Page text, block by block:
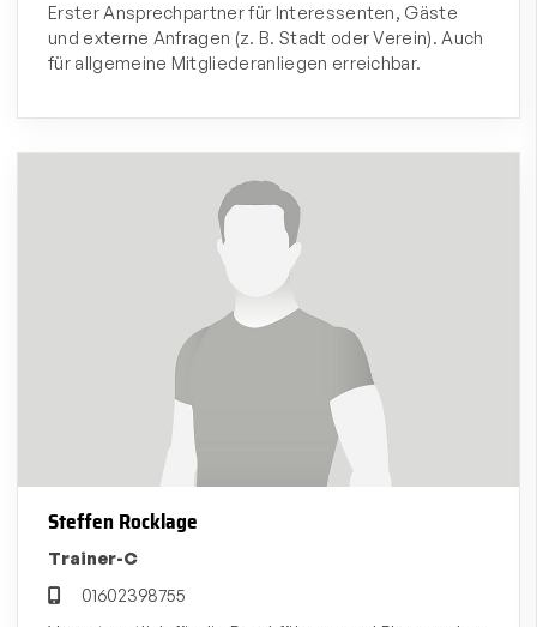
Erster Ansprechpartner für Interessenten, Gäste
und externe Anfragen (z. B. Stadt oder Verein). Auch
für allgemeine Mitgliederanliegen erreichbar.
Steffen Rocklage
Trainer-C
01602398755